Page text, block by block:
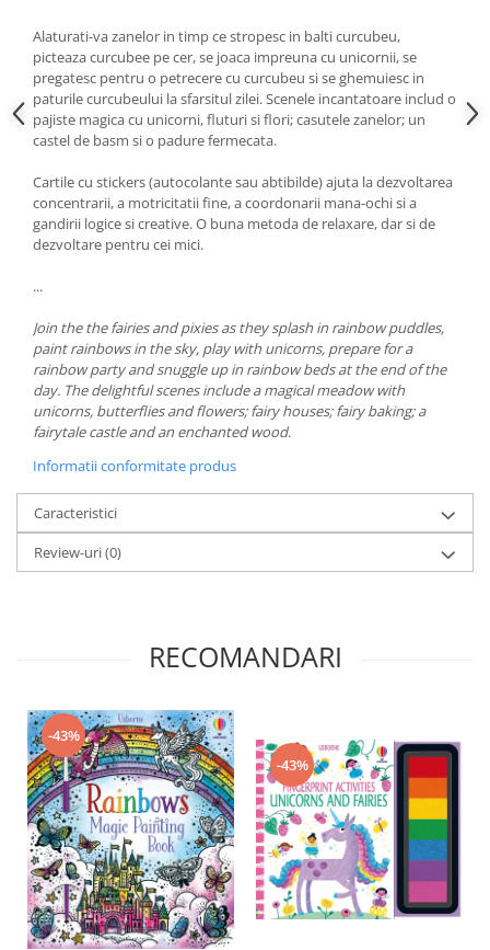
Alaturati-va zanelor in timp ce stropesc in balti curcubeu,
picteaza curcubee pe cer, se joaca impreuna cu unicornii, se
pregatesc pentru o petrecere cu curcubeu si se ghemuiesc in
paturile curcubeului la sfarsitul zilei. Scenele incantatoare includ o
pajiste magica cu unicorni, fluturi si flori; casutele zanelor; un
castel de basm si o padure fermecata.
Cartile cu stickers (autocolante sau abtibilde) ajuta la dezvoltarea
concentrarii, a motricitatii fine, a coordonarii mana-ochi si a
gandirii logice si creative. O buna metoda de relaxare, dar si de
dezvoltare pentru cei mici.
...
Join the the fairies and pixies as they splash in rainbow puddles,
paint rainbows in the sky, play with unicorns, prepare for a
rainbow party and snuggle up in rainbow beds at the end of the
day. The delightful scenes include a magical meadow with
unicorns, butterflies and flowers; fairy houses; fairy baking; a
fairytale castle and an enchanted wood.
Informatii conformitate produs
Caracteristici
Review-uri(0)
RECOMANDARI
-43%
-43%